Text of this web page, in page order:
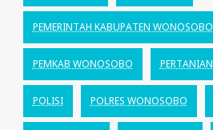
PEMERINTAH KABUPATEN WONOSOBO
PEMKAB WONOSOBO PERTANIAN
POLISI POLRES WONOSOBO